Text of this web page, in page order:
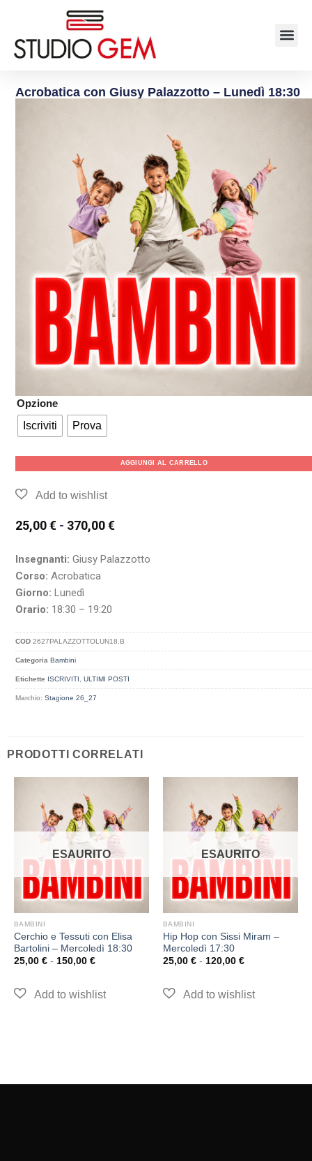
Acrobatica con Giusy Palazzotto – Lunedì 18:30
Opzione
Iscriviti
Prova
AGGIUNGI AL CARRELLO
25,00€ - 370,00€
Insegnanti: Giusy Palazzotto
Corso: Acrobatica
Giorno: Lunedì
Orario: 18:30 – 19:20
COD2627PALAZZOTTOLUN18.B
Categoria Bambini
Etichette ISCRIVITI ,ULTIMI POSTI
Marchio:Stagione 26_27
PRODOTTI CORRELATI
ESAURITO
BAMBINI
Cerchio e Tessuti con Elisa
Bartolini – Mercoledì 18:30
25,00 € - 150,00 €
ESAURITO
BAMBINI
Hip Hop con Sissi Miram –
Mercoledì 17:30
25,00 € - 120,00 €